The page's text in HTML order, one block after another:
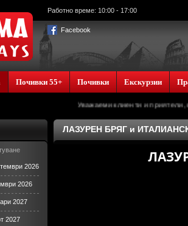
Работно време: 10:00 - 17:00
Facebook
Почивки 55+ Почивки Екскурзии
Уважаеми клиенти и приятели, офиса на
2026
2026
2027
2027
ЛАЗУРЕН БРЯГ и